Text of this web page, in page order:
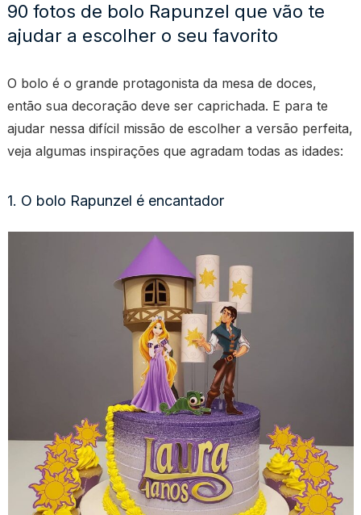
90 fotos de bolo Rapunzel que vão te
ajudar a escolher o seu favorito
O bolo é o grande protagonista da mesa de doces,
então sua decoração deve ser caprichada. E para te
ajudar nessa difícil missão de escolher a versão perfeita,
veja algumas inspirações que agradam todas as idades:
1. O bolo Rapunzel é encantador